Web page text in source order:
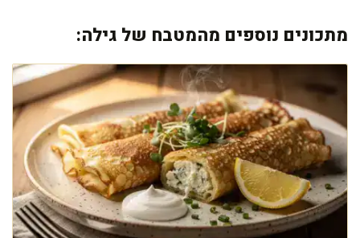
מתכונים נוספים מהמטבח של גילה: